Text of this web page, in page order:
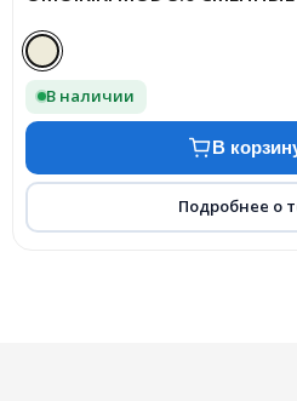
В наличии
В
Подробнее о